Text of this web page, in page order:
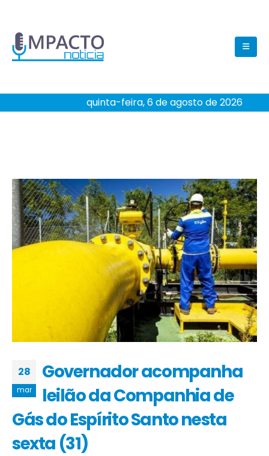
quinta-feira, 6 de agosto de 2026
28
mar
Governador acompanha
leilão da Companhia de
Gás do Espírito Santo nesta
sexta (31)